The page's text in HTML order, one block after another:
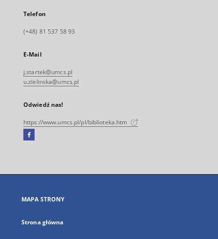
Telefon
(+48) 81 537 58 93
E-Mail
j.startek@umcs.pl
u.zielinska@umcs.pl
Odwiedź nas!
https://www.umcs.pl/pl/biblioteka.htm
Facebook
się
karcie
MAPA STRONY
Strona główna